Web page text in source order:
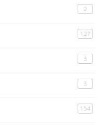
2
127
3
3
154